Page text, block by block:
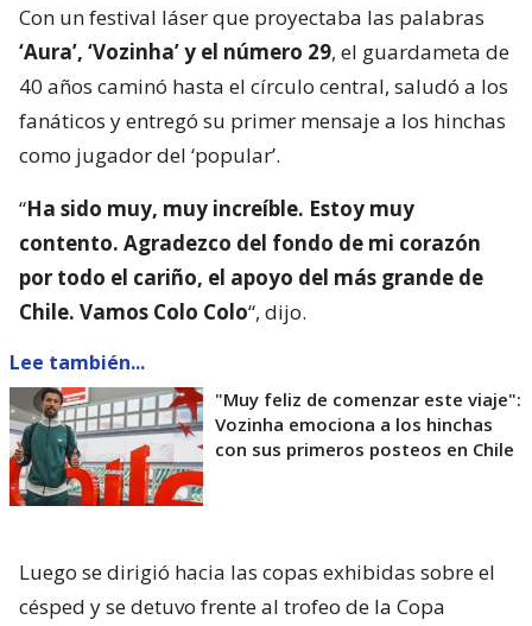
Con un festival láser que proyectaba las palabras
‘Aura’, ‘Vozinha’ y el número 29, el guardameta de
40 años caminó hasta el círculo central, saludó a los
fanáticos y entregó su primer mensaje a los hinchas
como jugador del ‘popular’.
“Ha sido muy, muy increíble. Estoy muy
contento. Agradezco del fondo de mi corazón
por todo el cariño, el apoyo del más grande de
Chile. Vamos Colo Colo“, dijo.
Lee también...
"Muy feliz de comenzar este viaje":
Vozinha emociona a los hinchas
con sus primeros posteos en Chile
Luego se dirigió hacia las copas exhibidas sobre el
césped y se detuvo frente al trofeo de la Copa